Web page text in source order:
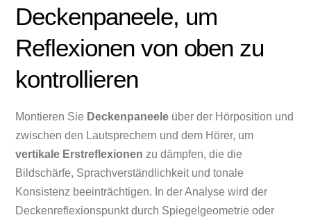
Deckenpaneele, um
Reflexionen von oben zu
kontrollieren
Montieren Sie Deckenpaneele über der Hörposition und
zwischen den Lautsprechern und dem Hörer, um
vertikale Erstreflexionen zu dämpfen, die die
Bildschärfe, Sprachverständlichkeit und tonale
Konsistenz beeinträchtigen. In der Analyse wird der
Deckenreflexionspunkt durch Spiegelgeometrie oder